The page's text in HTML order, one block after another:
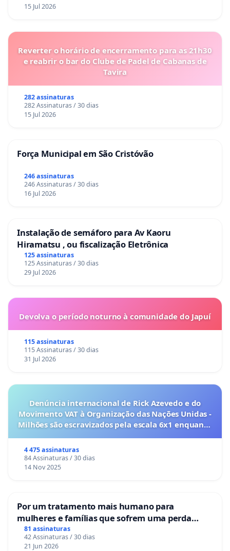
15 Jul 2026
Reverter o horário de encerramento para as 21h30
e reabrir o bar do Clube de Padel de Cabanas de
Tavira
282 assinaturas
282 Assinaturas / 30 dias
15 Jul 2026
Força Municipal em São Cristóvão
246 assinaturas
246 Assinaturas / 30 dias
16 Jul 2026
Instalação de semáforo para Av Kaoru
Hiramatsu , ou fiscalização Eletrônica
125 assinaturas
125 Assinaturas / 30 dias
29 Jul 2026
Devolva o período noturno à comunidade do Japuí
115 assinaturas
115 Assinaturas / 30 dias
31 Jul 2026
Denúncia internacional de Rick Azevedo e do
Movimento VAT à Organização das Nações Unidas -
Milhões são escravizados pela escala 6x1 enquanto
4 475 assinaturas
84 Assinaturas / 30 dias
14 Nov 2025
Por um tratamento mais humano para
mulheres e famílias que sofrem uma perda
gestacional nos hospitais portugueses
81 assinaturas
42 Assinaturas / 30 dias
21 Jun 2026